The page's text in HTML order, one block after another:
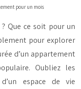
pour un mois
Que ce soit pour un
pour explorer
d’un appartement
Oubliez les
espace de vie